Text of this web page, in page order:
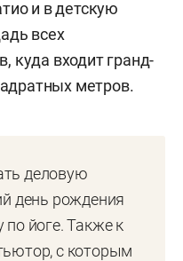
и в детскую
всех
куда входит гранд-
метров.
деловую
день рождения
по йоге. Также к
с которым